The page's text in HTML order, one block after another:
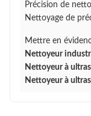
Précision de
Nettoyage de
Mettre en
Nettoyeur
Nettoyeur à
Nettoyeur à